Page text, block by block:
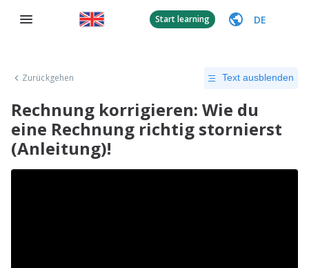
Start learning DE
Zurückgehen Text ausblenden
Rechnung korrigieren: Wie du
eine Rechnung richtig stornierst
(Anleitung)!